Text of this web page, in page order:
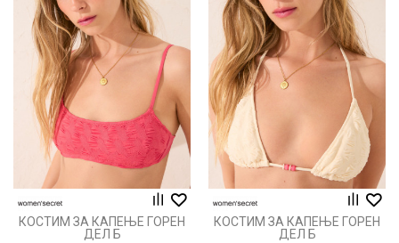
КОСТИМ ЗА КАПЕЊЕ ГОРЕН
ДЕЛ Б
КОСТИМ ЗА КАПЕЊЕ ГОРЕН
ДЕЛ Б